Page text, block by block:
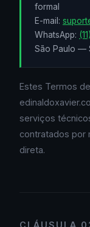
formal
E-mail:
WhatsApp:
São Paulo —
Estes Termos
serviços
contratados por
direta.
CLÁUSULA